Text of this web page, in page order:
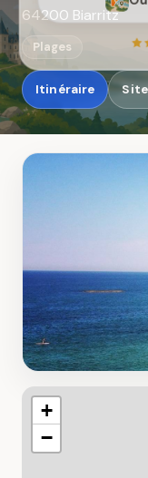
La
Photos, avis,
64200 Biarritz
Plages
Itinéraire
+
−